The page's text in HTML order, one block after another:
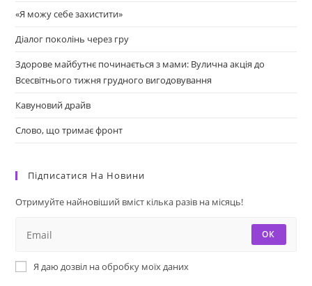
«Я можу себе захистити»
Діалог поколінь через гру
Здорове майбутнє починається з мами: Вулична акція до
Всесвітнього тижня грудного вигодовування
Кавуновий драйв
Слово, що тримає фронт
Підписатися На Новини
Отримуйте найновіший вміст кілька разів на місяць!
ОК
Я даю дозвіл на обробку моїх даних